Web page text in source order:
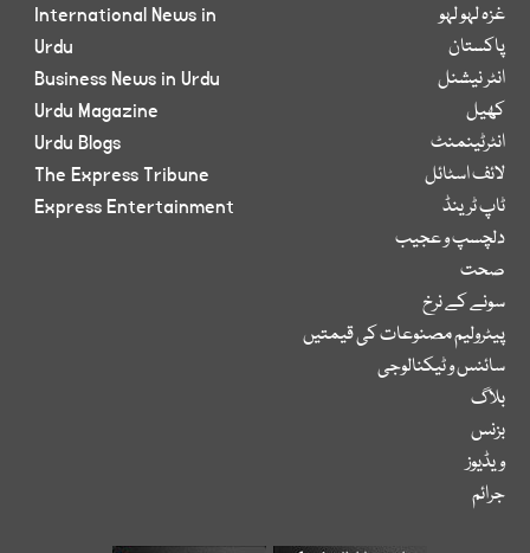
غزہ لہو لہو
پاکستان
انٹر نیشنل
کھیل
انٹرٹینمنٹ
لائف اسٹائل
ٹاپ ٹرینڈ
دلچسپ و عجیب
صحت
سونے کے نرخ
پیٹرولیم مصنوعات کی قیمتیں
سائنس و ٹیکنالوجی
بلاگ
بزنس
ویڈیوز
جرائم
International News in
Urdu
Business News in Urdu
Urdu Magazine
Urdu Blogs
The Express Tribune
Express Entertainment